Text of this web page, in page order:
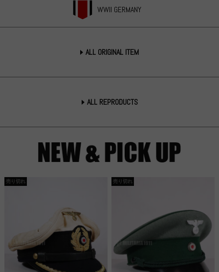
WWII GERMANY
ALL ORIGINAL ITEM
ALL REPRODUCTS
売り切れ 売り切れ